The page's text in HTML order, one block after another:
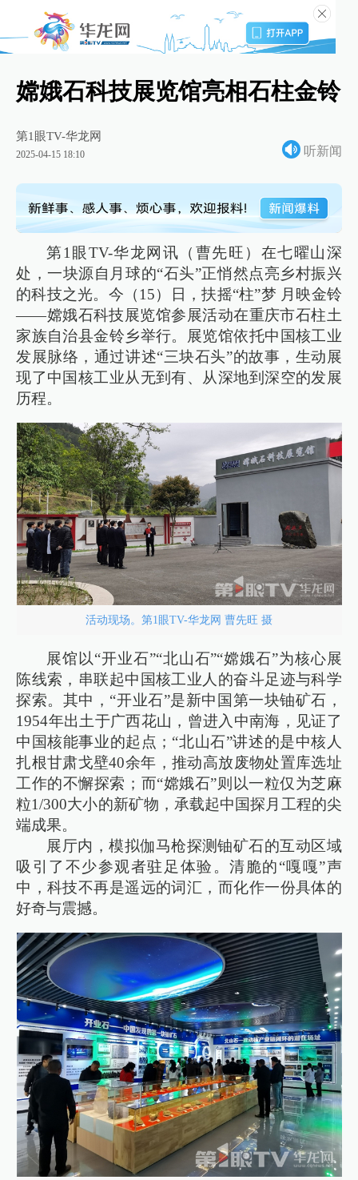
嫦娥石科技展览馆亮相石柱金铃
第1眼TV-华龙网
2025-04-15 18:10 听新闻
第1眼TV-华龙网讯（曹先旺）在七曜山深
处，一块源自月球的“石头”正悄然点亮乡村振兴
的科技之光。今（15）日，扶摇“柱”梦 月映金铃
——嫦娥石科技展览馆参展活动在重庆市石柱土
家族自治县金铃乡举行。展览馆依托中国核工业
发展脉络，通过讲述“三块石头”的故事，生动展
现了中国核工业从无到有、从深地到深空的发展
历程。
活动现场。第1眼TV-华龙网 曹先旺 摄
展馆以“开业石”“北山石”“嫦娥石”为核心展
陈线索，串联起中国核工业人的奋斗足迹与科学
探索。其中，“开业石”是新中国第一块铀矿石，
1954年出土于广西花山，曾进入中南海，见证了
中国核能事业的起点；“北山石”讲述的是中核人
扎根甘肃戈壁40余年，推动高放废物处置库选址
工作的不懈探索；而“嫦娥石”则以一粒仅为芝麻
粒1/300大小的新矿物，承载起中国探月工程的尖
端成果。
展厅内，模拟伽马枪探测铀矿石的互动区域
吸引了不少参观者驻足体验。清脆的“嘎嘎”声
中，科技不再是遥远的词汇，而化作一份具体的
好奇与震撼。